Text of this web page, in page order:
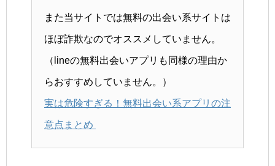
また当サイトでは無料の出会い系サイトは
ほぼ詐欺なのでオススメしていません。
（lineの無料出会いアプリも同様の理由か
らおすすめしていません。）
実は危険すぎる！無料出会い系アプリの注
意点まとめ